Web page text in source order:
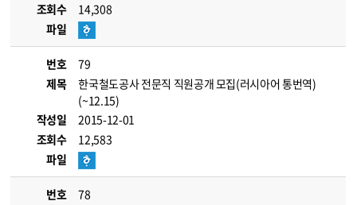
조회수
14,308
파일
번호
79
제목
한국철도공사 전문직 직원공개 모집(러시아어 통번역)
(~12.15)
작성일
2015-12-01
조회수
12,583
파일
번호
78